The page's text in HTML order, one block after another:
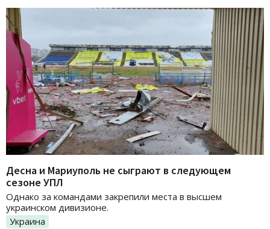
Десна и Мариуполь не сыграют в следующем
сезоне УПЛ
Однако за командами закрепили места в высшем
украинском дивизионе.
Украина